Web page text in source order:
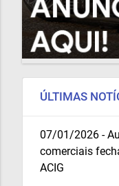
ÚLTIMAS
07/01/2026 -
comerciais
ACIG